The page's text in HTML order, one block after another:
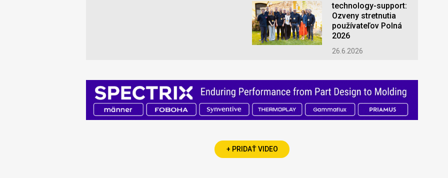
technology-support:
Ozveny stretnutia
používateľov Polná
2026
26.6.2026
+ PRIDAŤ VIDEO